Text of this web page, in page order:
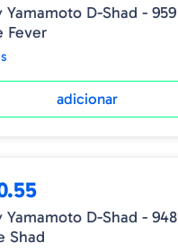
Yamamoto D-Shad - 959
Fever
adicionar
Yamamoto D-Shad - 948
Shad